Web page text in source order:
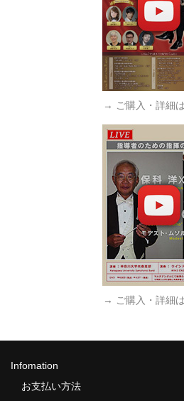
→ ご購入・詳細
→ ご購入・詳細
Infomation
お支払い方法